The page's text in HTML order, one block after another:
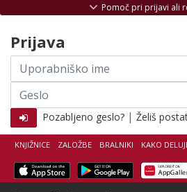
KNJIŽNICE ZALOŽBE BRALNIKI KAKO
Pomoč pri prijavi ali
Prijava
Uporabniško
ime
Geslo
Pozabljeno geslo? | Želiš